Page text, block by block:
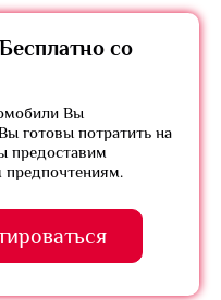
Бесплатно со
Вы
готовы потратить на
предоставим
предпочтениям.